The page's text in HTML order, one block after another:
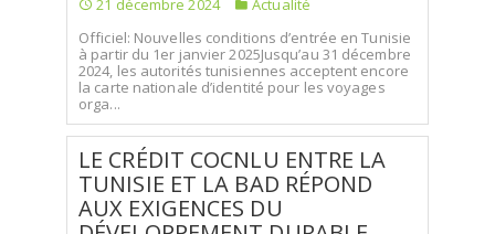
Officiel: Nouvelles conditions d’entrée en Tunisie
à partir du 1er janvier 2025Jusqu’au 31 décembre
2024, les autorités tunisiennes acceptent encore
la carte nationale d’identité pour les voyages
orga...
LE CRÉDIT COCNLU ENTRE LA
TUNISIE ET LA BAD RÉPOND
AUX EXIGENCES DU